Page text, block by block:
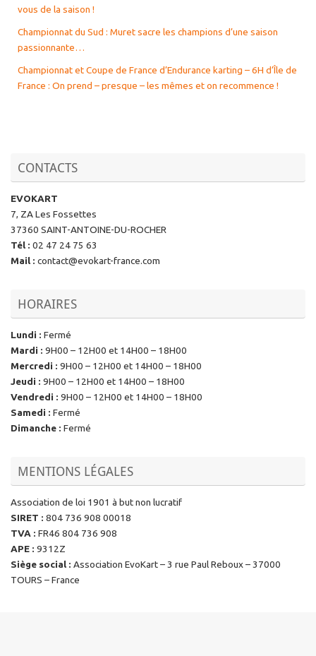
vous de la saison !
Championnat du Sud : Muret sacre les champions d’une saison
passionnante…
Championnat et Coupe de France d’Endurance karting – 6H d’Île de
France : On prend – presque – les mêmes et on recommence !
CONTACTS
EVOKART
7, ZA Les Fossettes
37360 SAINT-ANTOINE-DU-ROCHER
Tél : 02 47 24 75 63
Mail : contact@evokart-france.com
HORAIRES
Lundi : Fermé
Mardi : 9H00 – 12H00 et 14H00 – 18H00
Mercredi : 9H00 – 12H00 et 14H00 – 18H00
Jeudi : 9H00 – 12H00 et 14H00 – 18H00
Vendredi : 9H00 – 12H00 et 14H00 – 18H00
Samedi : Fermé
Dimanche : Fermé
MENTIONS LÉGALES
Association de loi 1901 à but non lucratif
SIRET : 804 736 908 00018
TVA : FR46 804 736 908
APE : 9312Z
Siège social : Association EvoKart – 3 rue Paul Reboux – 37000
TOURS – France